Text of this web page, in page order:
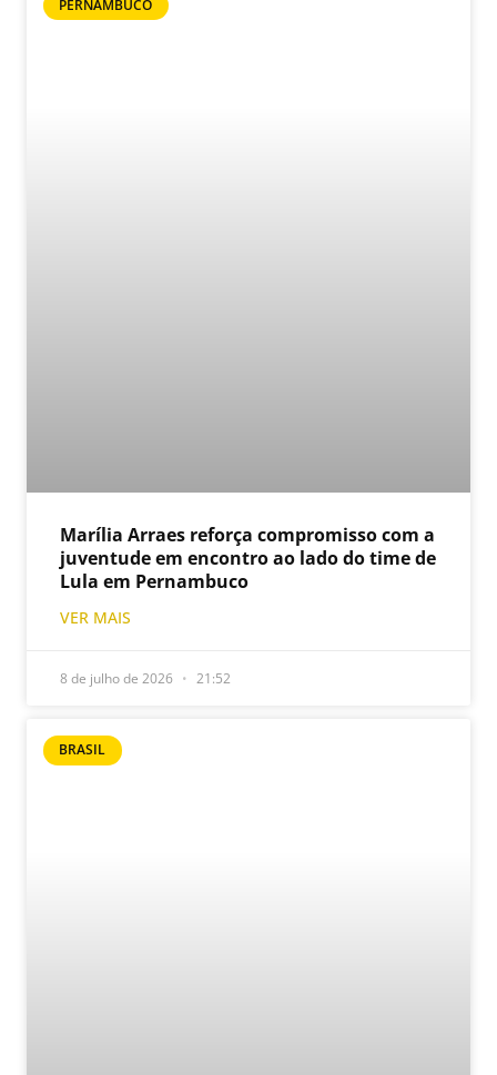
PERNAMBUCO
Marília Arraes reforça compromisso com a
juventude em encontro ao lado do time de
Lula em Pernambuco
VER MAIS
8 de julho de 2026 21:52
BRASIL